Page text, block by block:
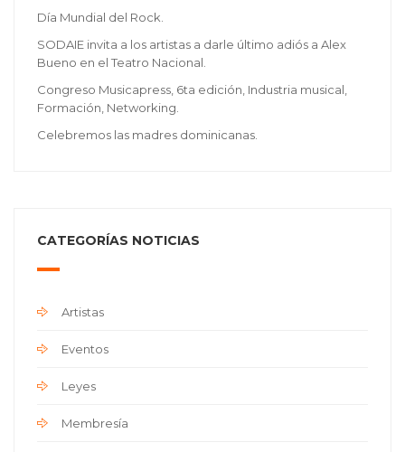
Día Mundial del Rock.
SODAIE invita a los artistas a darle último adiós a Alex
Bueno en el Teatro Nacional.
Congreso Musicapress, 6ta edición, Industria musical,
Formación, Networking.
Celebremos las madres dominicanas.
CATEGORÍAS NOTICIAS
Artistas
Eventos
Leyes
Membresía